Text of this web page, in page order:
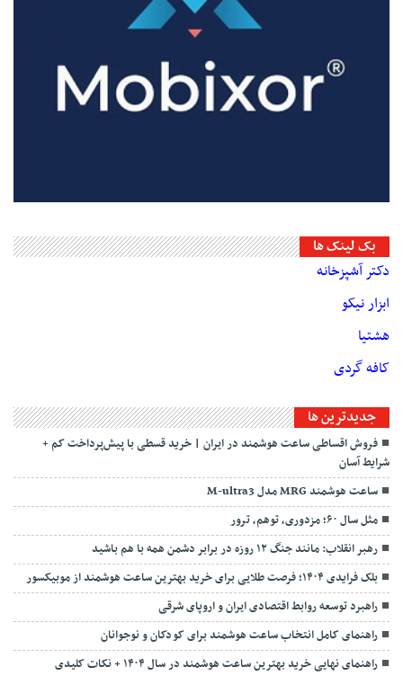
بک لینک ها
دکتر آشپزخانه
ابزار نیکو
هشتیا
کافه گردی
جديدترين ها
فروش اقساطی ساعت هوشمند در ایران | خرید قسطی با پیش‌پرداخت کم +
شرایط آسان
ساعت هوشمند MRG مدل M-ultra3
مثل سال ۶۰؛ مزدوری، توهم، ترور
رهبر انقلاب: مانند جنگ ۱۲ روزه در برابر دشمن همه با هم باشید
بلک فرایدی ۱۴۰۴؛ فرصت طلایی برای خرید بهترین ساعت هوشمند از موبیکسور
راهبرد توسعه روابط اقتصادی ایران و اروپای شرقی
راهنمای کامل انتخاب ساعت هوشمند برای کودکان و نوجوانان
راهنمای نهایی خرید بهترین ساعت هوشمند در سال ۱۴۰۴ + نکات کلیدی